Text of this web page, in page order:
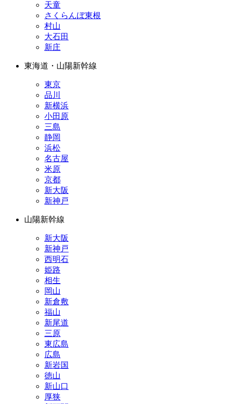
天童
さくらんぼ東根
村山
大石田
新庄
東海道・山陽新幹線
東京
品川
新横浜
小田原
三島
静岡
浜松
名古屋
米原
京都
新大阪
新神戸
山陽新幹線
新大阪
新神戸
西明石
姫路
相生
岡山
新倉敷
福山
新尾道
三原
東広島
広島
新岩国
徳山
新山口
厚狭